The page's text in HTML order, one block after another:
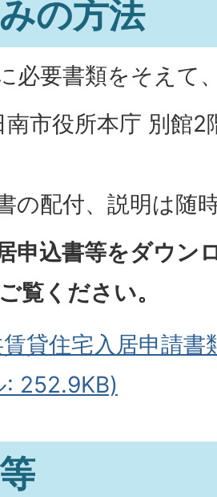
の方法
必要書類をそえて
南市役所本庁 別館
の配付、説明は随
申込書等をダウン
覧ください。
貸住宅入居申請
: 252.9KB)